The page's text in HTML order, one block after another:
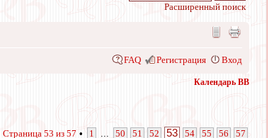
Расширенный поиск
FAQ Регистрация Вход
Календарь ВВ
Страница 53 из 57 • 1 50 51 52 53 54 55 56 57